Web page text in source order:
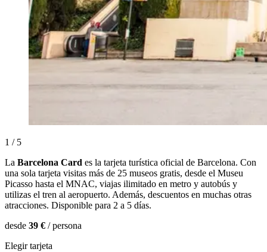
1 / 5
La Barcelona Card es la tarjeta turística oficial de Barcelona. Con
una sola tarjeta visitas más de 25 museos gratis, desde el Museu
Picasso hasta el MNAC, viajas ilimitado en metro y autobús y
utilizas el tren al aeropuerto. Además, descuentos en muchas otras
atracciones. Disponible para 2 a 5 días.
desde 39 € / persona
Elegir tarjeta